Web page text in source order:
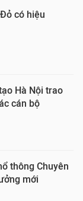
có hiệu
Hà Nội trao
cán bộ
thông Chuyên
mới